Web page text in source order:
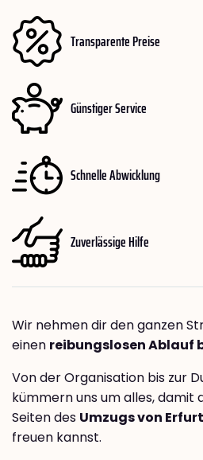
Transparente Preise
Günstiger Service
Schnelle Abwicklung
Zuverlässige Hilfe
Wir nehmen dir den ganzen
einen reibungslosen Ablauf
Von der Organisation bis zur
kümmern uns um alles, damit
Seiten des Umzugs von
freuen kannst.